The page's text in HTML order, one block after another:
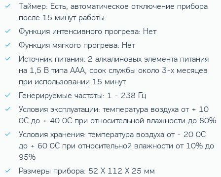
Таймер: Есть, автоматическое отключение прибора
после 15 минут работы
Функция интенсивного прогрева: Нет
Функция мягкого прогрева: Нет
Источник питания: 2 алкалиновых элемента питания
на 1,5 В типа AAA, срок службы около 3-х месяцев
при использовании 15 минут
Генерируемые частоты: 1 - 238 Гц
Условия эксплуатации: температура воздуха от + 10
0C до + 40 0C при относительной влажности до 80%
Условия хранения: температура воздуха от - 20 0C
до + 60 0C при относительной влажности от 10% до
95%
Размеры прибора: 52 X 112 X 25 мм